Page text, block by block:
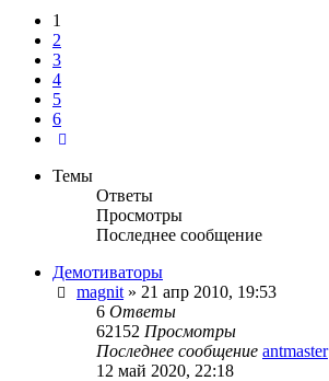
1
2
3
4
5
6
Темы
Ответы
Просмотры
Последнее сообщение
Демотиваторы
magnit » 21 апр 2010, 19:53
6 Ответы
62152 Просмотры
Последнее сообщение antmaster
12 май 2020, 22:18